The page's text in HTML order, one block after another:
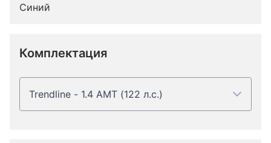
Синий
Комплектация
Trendline - 1.4 AMT (122 л.с.)